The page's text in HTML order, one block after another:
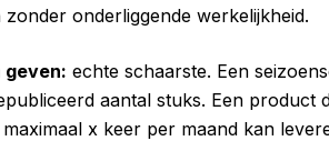
onderliggende werkelijkheid.
geven: echte schaarste. Een
aantal stuks. Een product
maximaal x keer per maand kan